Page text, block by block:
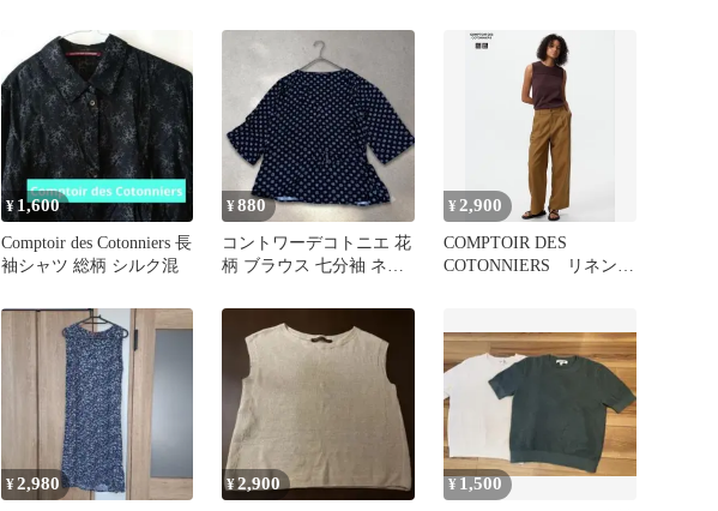
アル 美品
¥1,600
Comptoir des Cotonniers 長
袖シャツ 総柄 シルク混
¥880
コントワーデコトニエ 花
柄 ブラウス 七分袖 ネイ
¥2,900
COMPTOIR DES
COTONNIERS リネンブ
¥2,980 ¥2,900 ¥ 1,500